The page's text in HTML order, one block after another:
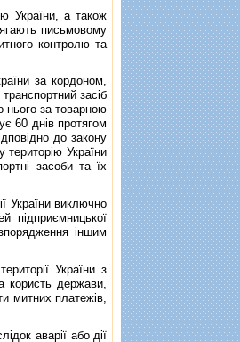
України, а також
письмовому
контролю та
за кордоном,
засiб
за товарною
60 днiв протягом
до закону
територiю України
засоби та їх
України виключно
пiдприємницької
iншим
України з
держави,
митних платежiв,
аварiї або дiї